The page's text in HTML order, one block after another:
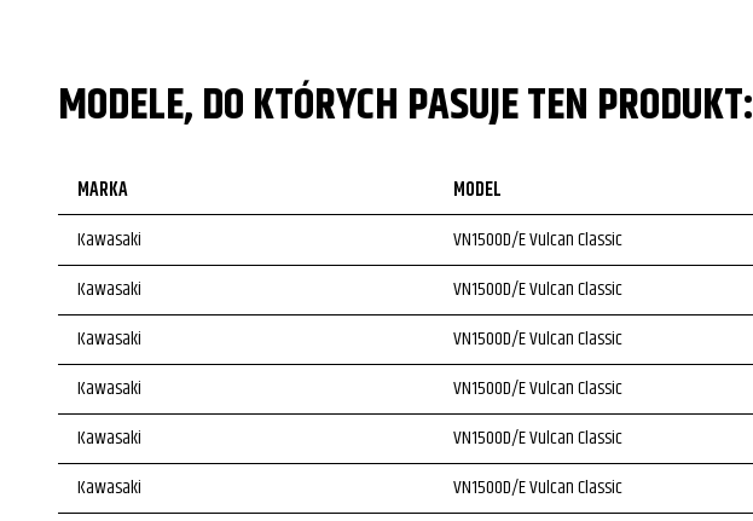
MODELE, DO KTÓRYCH PASUJE TEN PRODUKT:
MARKA MODEL
Kawasaki
VN1500D/E Vulcan Classic
Kawasaki
VN1500D/E Vulcan Classic
Kawasaki
VN1500D/E Vulcan Classic
Kawasaki
VN1500D/E Vulcan Classic
Kawasaki
VN1500D/E Vulcan Classic
Kawasaki
VN1500D/E Vulcan Classic